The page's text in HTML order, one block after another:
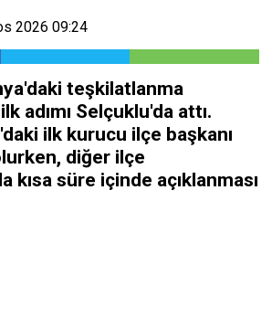
2026 09:24
teşkilatlanma
adımı Selçuklu'da attı.
ilk kurucu ilçe başkanı
diğer ilçe
kısa süre içinde açıklanması